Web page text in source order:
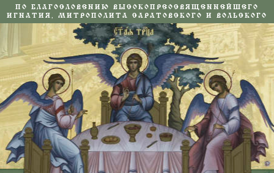
ПО БЛАГОСЛОВЕНИЮ ВЫСОКОПРЕОСВЯЩЕННЕЙШЕГО
ИГНАТИЯ, МИТРОПОЛИТА САРАТОВСКОГО И ВОЛЬСКОГО